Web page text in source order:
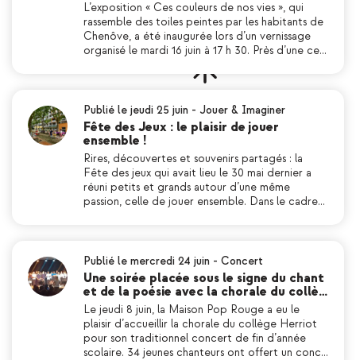
L’exposition « Ces couleurs de nos vies », qui
rassemble des toiles peintes par les habitants de
Chenôve, a été inaugurée lors d’un vernissage
organisé le mardi 16 juin à 17 h 30. Près d’une ce…
Publié le jeudi 25 juin - Jouer & Imaginer
Fête des Jeux : le plaisir de jouer
ensemble !
Rires, découvertes et souvenirs partagés : la
Fête des jeux qui avait lieu le 30 mai dernier a
réuni petits et grands autour d’une même
passion, celle de jouer ensemble. Dans le cadre…
Publié le mercredi 24 juin - Concert
Une soirée placée sous le signe du chant
et de la poésie avec la chorale du collè…
Le jeudi 8 juin, la Maison Pop Rouge a eu le
plaisir d’accueillir la chorale du collège Herriot
pour son traditionnel concert de fin d’année
scolaire. 34 jeunes chanteurs ont offert un conc…